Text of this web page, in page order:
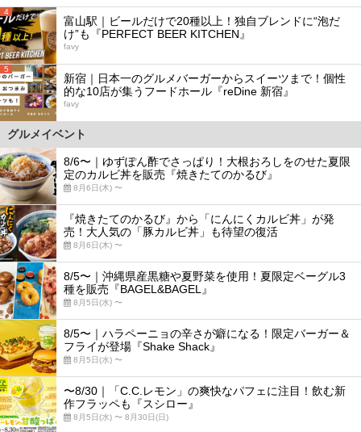
4
富山駅｜ビールだけで20種以上！独自ブレンドに“泡だ
け”も『PERFECT BEER KITCHEN』
favy
5
新宿｜日本一のグルメバーガーからスイーツまで！個性
的な10店が集うフードホール『reDine 新宿』
favy
グルメイベント
8/6〜｜ゆずぽん酢でさっぱり！大根おろしをのせた夏限
定のカルビ丼を販売『焼きたてのかるび』
8月6日(木) 〜
『焼きたてのかるび』から「にんにくカルビ丼」が発
売！大人気の「豚カルビ丼」も待望の復活
8月6日(木) 〜
8/5〜｜沖縄県産黒糖や夏野菜を使用！夏限定ベーグル3
種を販売『BAGEL&BAGEL』
8月5日(水) 〜
8/5〜｜ハラペーニョの辛さが癖になる！限定バーガー＆
フライが登場『Shake Shack』
8月5日(水) 〜
〜8/30｜「C.C.レモン」の爽快なパフェに注目！飲む新
作フラッペも『スシロー』
8月5日(水) 〜 8月30日(日)